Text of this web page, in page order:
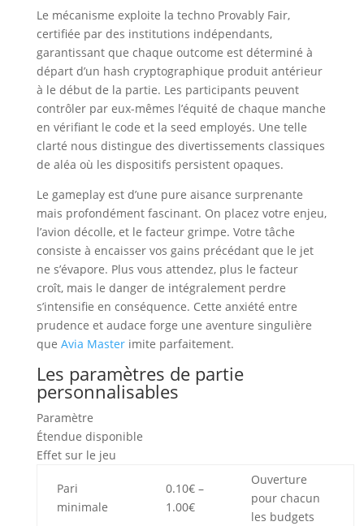
Le mécanisme exploite la techno Provably Fair,
certifiée par des institutions indépendants,
garantissant que chaque outcome est déterminé à
départ d’un hash cryptographique produit antérieur
à le début de la partie. Les participants peuvent
contrôler par eux-mêmes l’équité de chaque manche
en vérifiant le code et la seed employés. Une telle
clarté nous distingue des divertissements classiques
de aléa où les dispositifs persistent opaques.
Le gameplay est d’une pure aisance surprenante
mais profondément fascinant. On placez votre enjeu,
l’avion décolle, et le facteur grimpe. Votre tâche
consiste à encaisser vos gains précédant que le jet
ne s’évapore. Plus vous attendez, plus le facteur
croît, mais le danger de intégralement perdre
s’intensifie en conséquence. Cette anxiété entre
prudence et audace forge une aventure singulière
que Avia Masterimite parfaitement.
Les paramètres de partie
personnalisables
Paramètre
Étendue disponible
Effet sur le jeu
Pari
minimale
0.10€ –
1.00€
Ouverture
pour chacun
les budgets